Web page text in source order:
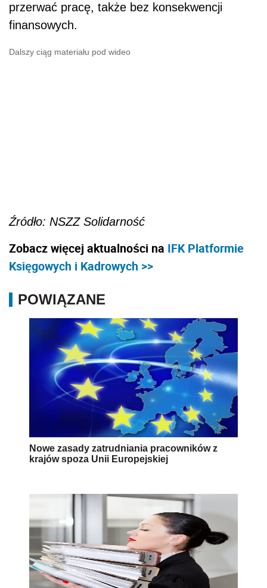
przerwać pracę, także bez konsekwencji
finansowych.
Dalszy ciąg materiału pod wideo
Źródło: NSZZ Solidarność
Zobacz więcej aktualności na IFK Platformie
Księgowych i Kadrowych >>
POWIĄZANE
Nowe zasady zatrudniania pracowników z
krajów spoza Unii Europejskiej